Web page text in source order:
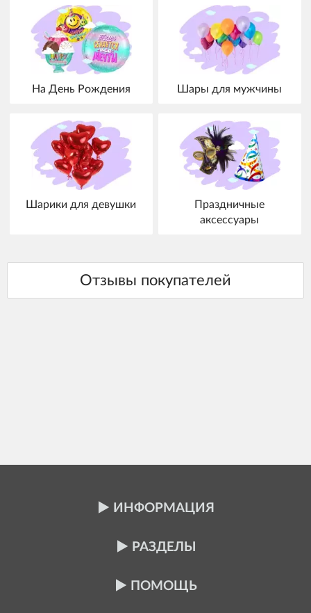
На День Рождения Шары для мужчины
Шарики для девушки
Праздничные
аксессуары
ИНФОРМАЦИЯ
РАЗДЕЛЫ
ПОМОЩЬ